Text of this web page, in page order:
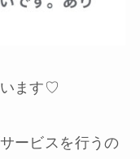
ます♡
ービスを行うの